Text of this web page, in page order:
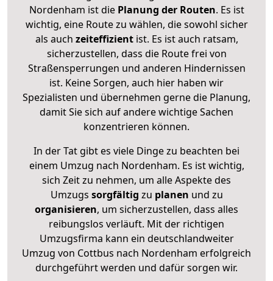
Nordenham ist diePlanung der Routen. Es ist
wichtig, eine Route zu wählen, die sowohl sicher
als auch zeiteffizientist. Es ist auch ratsam,
sicherzustellen, dass die Route frei von
Straßensperrungen und anderen Hindernissen
ist. Keine Sorgen, auch hier haben wir
Spezialisten und übernehmen gerne die Planung,
damit Sie sich auf andere wichtige Sachen
konzentrieren können.
In der Tat gibt es viele Dinge zu beachten bei
einem Umzug nach Nordenham. Es ist wichtig,
sich Zeit zu nehmen, um alle Aspekte des
Umzugs sorgfältig zu planen und zu
organisieren, um sicherzustellen, dass alles
reibungslos verläuft. Mit der richtigen
Umzugsfirma kann ein deutschlandweiter
Umzug von Cottbus nach Nordenham erfolgreich
durchgeführt werden und dafür sorgen wir.